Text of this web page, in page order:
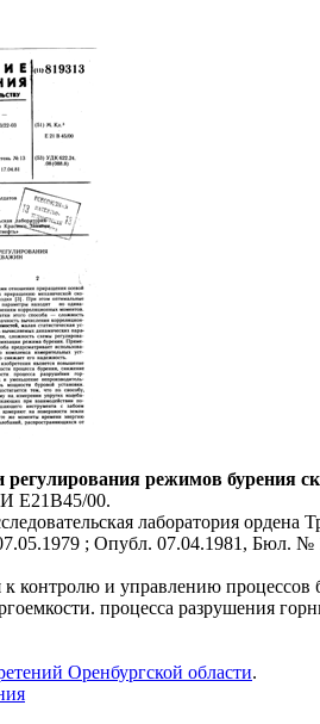
регулирования режимов бурения
E21B45/00.
лаборатория
; Опубл. 07.04.1981, Бюл. №
к контролю и управлению
процесса разрушения
Оренбургской области.